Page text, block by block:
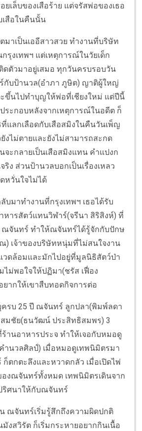
ยเล็บของเสือร้าย แต่จรัสพ่อของเธอ
เสือในคืนนั้น
ป็นเออีสาวสวย ทำงานที่บริษัท
งเทพฯ แต่เหตุการณ์ในวัยเด็ก
ดตัวมาอยู่เสมอ ทุกวันครบรอบวัน
กับป้านวล(อำภา ภูษิต) ญาติผู้ใหญ่
ะขึ้นไปทำบุญให้พ่อที่เชียงใหม่ แต่ปีนี้
ระกอบหลังจากเหตุการณ์ในอดีต ก็
แลกเลือดกับเสือสมิงในคืนวันเพ็ญ
งไม่ตายและยังไม่สามารถสะกด
ะกลายเป็นเสือสมิงแทน คำแปงก
ริง ส่วนป้านวลบอกเป็นเรื่องเหลว
หวั่นใจไม่ได้
ทำงานที่กรุงเทพฯ เธอได้รับ
หารสัตว์แทนวิฬาร์(จรีนา สิริสิงห์) ที่
ณจันทร์ ทำให้ณจันทร์ได้รู้จักกับปักษ
) เจ้าของบริษัทหนุ่มที่ไม่สนใจงาน
วดล้อมและมักไปอยู่ที่มูลนิธิสัตว์ป่า
ไม่พอใจให้ปฏิมา(ชรัส เฟื่อง
ากให้เขาสืบทอดกิจการต่อ
บ 25 ปี ณจันทร์ ลูกปลา(พิมพ์ลดา
มชัย(ธนวัฒน์ ประสิทธิสมพร) 3
านอาหารประจ ทำให้เจอกับหมอดู
ำนวลศิลป์) เมื่อหมอดูเทพนิมิตรมา
ตกตะลึงและหวาดกลัว เมื่อเปิดไพ่
องณจันทร์ทั้งหมด เทพนิมิตรเดินจาก
ริศนาให้กับณจันทร์
นทร์เริ่มรู้สึกถึงความผิดปกติ
งสวิรัต ก็เริ่มกระหายอยากกินเนื้อ